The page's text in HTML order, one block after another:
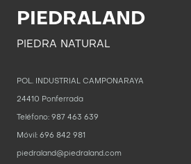
PIEDRALAND
PIEDRA NATURAL
POL. INDUSTRIAL CAMPONARAYA
24410 Ponferrada
Teléfono: 987 463 639
Móvil: 696 842 981
piedraland@piedraland.com